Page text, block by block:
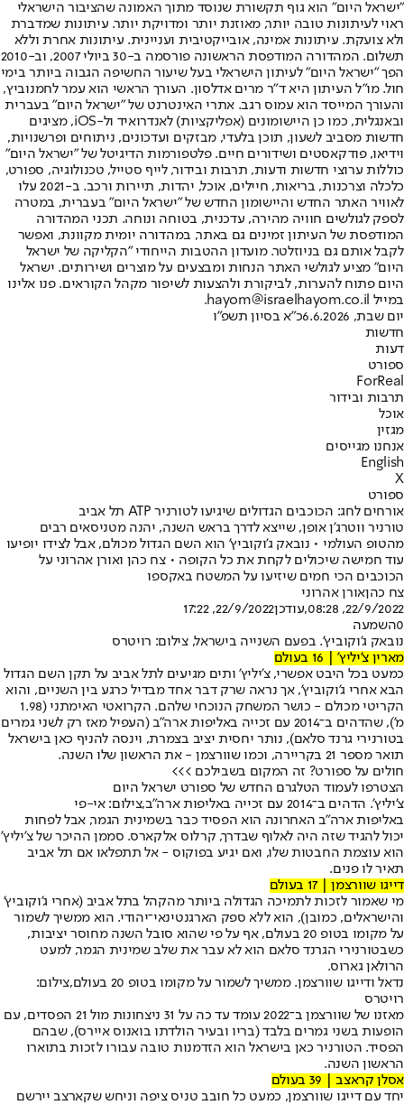
"ישראל היום" הוא גוף תקשורת שנוסד מתוך האמונה שהציבור הישראלי
ראוי לעיתונות טובה יותר, מאוזנת יותר ומדויקת יותר. עיתונות שמדברת
ולא צועקת. עיתונות אמינה, אובייקטיבית ועניינית. עיתונות אחרת וללא
תשלום. המהדורה המודפסת הראשונה פורסמה ב-30 ביולי 2007, וב-2010
הפך "ישראל היום" לעיתון הישראלי בעל שיעור החשיפה הגבוה ביותר בימי
חול. מו"ל העיתון היא ד"ר מרים אדלסון. העורך הראשי הוא עמר לחמנוביץ,
והעורך המייסד הוא עמוס רגב. אתרי האינטרנט של "ישראל היום" בעברית
ובאנגלית, כמו כן היישומונים (אפליקציות) לאנדרואיד ול-iOS, מציגים
חדשות מסביב לשעון, תוכן בלעדי, מבזקים ועדכונים, ניתוחים ופרשנויות,
וידיאו, פודקאסטים ושידורים חיים. פלטפורמות הדיגיטל של "ישראל היום"
כוללות ערוצי חדשות ודעות, תרבות ובידור, לייף סטייל, טכנולוגיה, ספורט,
כלכלה וצרכנות, בריאות, חיילים, אוכל, יהדות, תיירות ורכב. ב-2021 עלו
לאוויר האתר החדש והיישומון החדש של "ישראל היום" בעברית, במטרה
לספק לגולשים חוויה מהירה, עדכנית, בטוחה ונוחה. תכני המהדורה
המודפסת של העיתון זמינים גם באתר, במהדורה יומית מקוונת, ואפשר
לקבל אותם גם בניוזלטר. מועדון ההטבות הייחודי "הקליקה של ישראל
היום" מציע לגולשי האתר הנחות ומבצעים על מוצרים ושירותים. ישראל
היום פתוח להערות, לביקורת ולהצעות לשיפור מקהל הקוראים. פנו אלינו
במייל hayom@israelhayom.co.il.
יום שבת, 6.6.2026
כ"א בסיון תשפ"ו
חדשות
דעות
ספורט
ForReal
תרבות ובידור
אוכל
מגזין
אנחנו מגייסים
English
X
ספורט
אורחים לחג: הכוכבים הגדולים שיגיעו לטורניר ATP תל אביב
טורניר ווטרג'ן אופן, שייצא לדרך בראש השנה, יהנה מטניסאים רבים
מהטופ העולמי • נובאק ג'וקוביץ' הוא השם הגדול מכולם, אבל לצידו יופיעו
עוד חמישה שיכולים לקחת את כל הקופה • צח כהן ואורן אהרוני על
הכוכבים הכי חמים שיזיעו על המשטח באקספו
צח כהןאורן אהרוני
22/9/2022, 08:28
,עודכן22/9/2022, 17:22
0השמעה
נובאק ג'וקוביץ'. בפעם השנייה בישראל, צילום: רויטרס
מארין צ'יליץ' | 16 בעולם
כמעט בכל היבט אפשרי, צ'יליץ' ותים מגיעים לתל אביב על תקן השם הגדול
הבא אחרי ג'וקוביץ', אך נראה שרק דבר אחד מבדיל כרגע בין השניים, והוא
הקריטי מכולם - כושר המשחק הנוכחי שלהם. הקרואטי האימתני (1.98
מ'), שהדהים ב־2014 עם זכייה באליפות ארה"ב (העפיל מאז רק לשני גמרים
בטורנירי גרנד סלאם), נותר יחסית יציב בצמרת, וינסה להניף כאן בישראל
תואר מספר 21 בקריירה, וכמו שוורצמן - את הראשון שלו השנה.
חולים על ספורט? זה המקום בשבילכם >>>
הצטרפו לעמוד הטלגרם החדש של ספורט ישראל היום
צ'יליץ'. הדהים ב־2014 עם זכייה באליפות ארה"ב,צילום: אי-פי
באליפות ארה"ב האחרונה הוא הפסיד כבר בשמינית הגמר, אבל לפחות
יכול להגיד שזה היה לאלוף שבדרך, קרלוס אלקארס. סממן ההיכר של צ'יליץ'
הוא עוצמת החבטות שלו, ואם יגיע בפוקוס - אל תתפלאו אם תל אביב
תאיר לו פנים.
דייגו שוורצמן | 17 בעולם
מי שאמור לזכות לתמיכה הגדולה ביותר מהקהל בתל אביב (אחרי ג'וקוביץ'
והישראלים, כמובן), הוא ללא ספק הארגנטינאי־יהודי. הוא ממשיך לשמור
על מקומו בטופ 20 בעולם, אף על פי שהוא סובל השנה מחוסר יציבות,
כשבטורנירי הגרנד סלאם הוא לא עבר את שלב שמינית הגמר, למעט
הרולאן גארוס.
נדאל ודייגו שוורצמן. ממשיך לשמור על מקומו בטופ 20 בעולם,צילום:
רויטרס
מאזנו של שוורצמן ב־2022 עומד עד כה על 31 ניצחונות מול 21 הפסדים, עם
הופעות בשני גמרים בלבד (בריו ובעיר הולדתו בואנוס איירס), שבהם
הפסיד. הטורניר כאן בישראל הוא הזדמנות טובה עבורו לזכות בתוארו
הראשון השנה.
אסלן קראצב | 39 בעולם
יחד עם דייגו שוורצמן, כמעט כל חובב טניס ציפה וניחש שקארצב יירשם